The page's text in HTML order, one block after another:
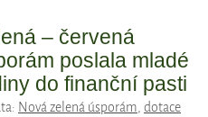
– červená
poslala mladé
do finanční pasti
Nová zelená úsporám, dotace